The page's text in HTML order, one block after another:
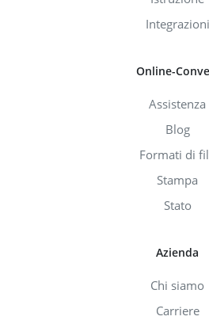
Integrazioni
Online-
Assistenza
Blog
Formati di
Stampa
Stato
Azienda
Chi siamo
Carriere